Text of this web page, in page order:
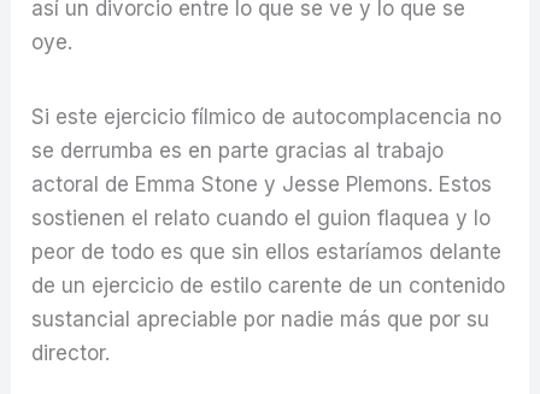
así un divorcio entre lo que se ve y lo que se
oye.
Si este ejercicio fílmico de autocomplacencia no
se derrumba es en parte gracias al trabajo
actoral de Emma Stone y Jesse Plemons. Estos
sostienen el relato cuando el guion flaquea y lo
peor de todo es que sin ellos estaríamos delante
de un ejercicio de estilo carente de un contenido
sustancial apreciable por nadie más que por su
director.